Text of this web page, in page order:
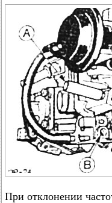
При отклонении